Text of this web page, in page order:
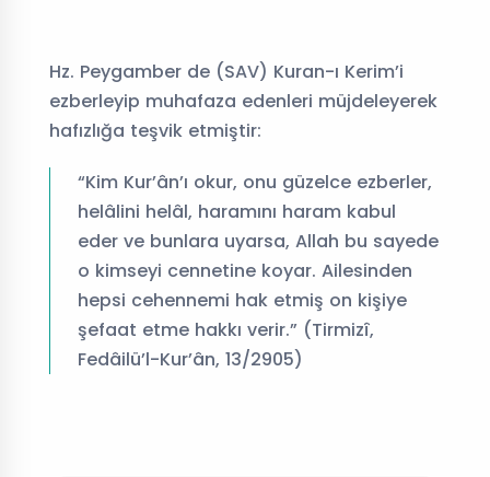
Hz. Peygamber de (SAV) Kuran-ı Kerim’i
ezberleyip muhafaza edenleri müjdeleyerek
hafızlığa teşvik etmiştir:
“Kim Kur’ân’ı okur, onu güzelce ezberler,
helâlini helâl, haramını haram kabul
eder ve bunlara uyarsa, Allah bu sayede
o kimseyi cennetine koyar. Ailesinden
hepsi cehennemi hak etmiş on kişiye
şefaat etme hakkı verir.” (Tirmizî,
Fedâilü’l-Kur’ân, 13/2905)